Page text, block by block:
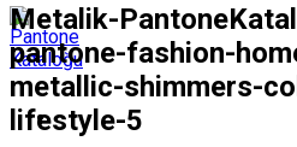
Metalik-
pantone-fashion-
metallic-shimmers-
lifestyle-5